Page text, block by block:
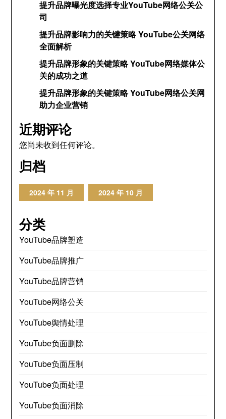
提升品牌曝光度选择专业YouTube网络公关公
司
提升品牌影响力的关键策略 YouTube公关网络
全面解析
提升品牌形象的关键策略 YouTube网络媒体公
关的成功之道
提升品牌形象的关键策略 YouTube网络公关网
助力企业营销
近期评论
您尚未收到任何评论。
归档
2024 年 11 月 2024 年 10 月
分类
YouTube品牌塑造
YouTube品牌推广
YouTube品牌营销
YouTube网络公关
YouTube舆情处理
YouTube负面删除
YouTube负面压制
YouTube负面处理
YouTube负面消除